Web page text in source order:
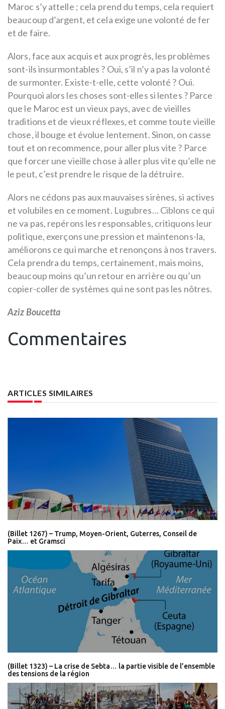
Maroc s’y attelle ; cela prend du temps, cela requiert
beaucoup d’argent, et cela exige une volonté de fer
et de faire.
Alors, face aux acquis et aux progrès, les problèmes
sont-ils insurmontables ? Oui, s’il n’y a pas la volonté
de surmonter. Existe-t-elle, cette volonté ? Oui.
Pourquoi alors les choses sont-elles si lentes ? Parce
que le Maroc est un vieux pays, avec de vieilles
traditions et de vieux réflexes, et comme toute vieille
chose, il bouge et évolue lentement. Sinon, on casse
tout et on recommence, pour aller plus vite ? Parce
que forcer une vieille chose à aller plus vite qu’elle ne
le peut, c’est prendre le risque de la détruire.
Alors ne cédons pas aux mauvaises sirènes, si actives
et volubiles en ce moment. Lugubres… Ciblons ce qui
ne va pas, repérons les responsables, critiquons leur
politique, exerçons une pression et maintenons-la,
améliorons ce qui marche et renonçons à nos travers.
Cela prendra du temps, certainement, mais moins,
beaucoup moins qu’un retour en arrière ou qu’un
copier-coller de systèmes qui ne sont pas les nôtres.
Aziz Boucetta
Commentaires
ARTICLES SIMILAIRES
(Billet 1267) – Trump, Moyen-Orient, Guterres, Conseil de
Paix… et Gramsci
(Billet 1323) – La crise de Sebta… la partie visible de l’ensemble
des tensions de la région